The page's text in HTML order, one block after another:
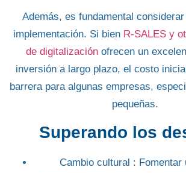
Además, es fundamental considerar
implementación. Si bien R-SALES y
de digitalización ofrecen un
inversión a largo plazo, el costo
barrera para algunas empresas,
pequeñas.
Superando los
Cambio cultural : Fomentar